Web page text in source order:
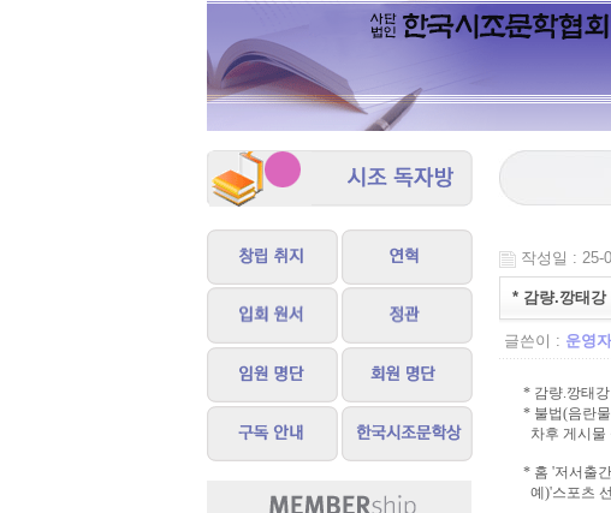
작성일 : 25-
* 감량.깡태강
글쓴이 : 운영자
* 감량.깡태
* 불법(음란
차후 게시물
* 홈 '저서출
예)'스포츠